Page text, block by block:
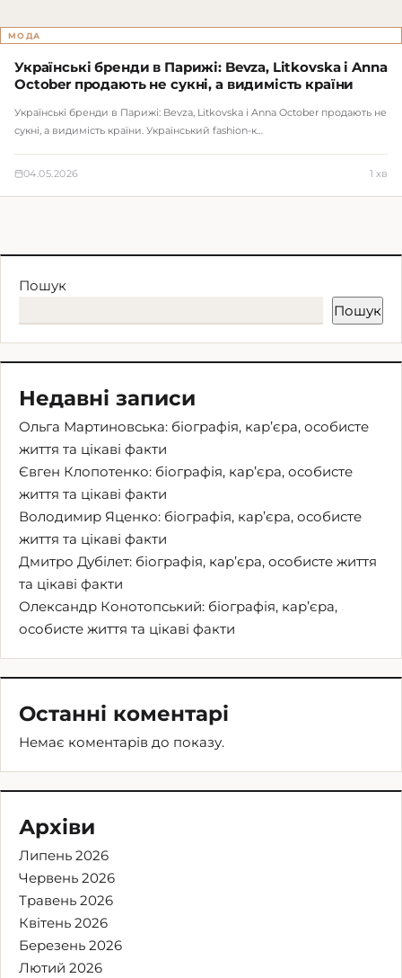
МОДА
Українські бренди в Парижі: Bevza, Litkovska і Anna
October продають не сукні, а видимість країни
Українські бренди в Парижі: Bevza, Litkovska і Anna October продають не
сукні, а видимість країни. Український fashion-к…
04.05.2026 1 хв
Пошук
Пошук
Недавні записи
Ольга Мартиновська: біографія, кар’єра, особисте
життя та цікаві факти
Євген Клопотенко: біографія, кар’єра, особисте
життя та цікаві факти
Володимир Яценко: біографія, кар’єра, особисте
життя та цікаві факти
Дмитро Дубілет: біографія, кар’єра, особисте життя
та цікаві факти
Олександр Конотопський: біографія, кар’єра,
особисте життя та цікаві факти
Останні коментарі
Немає коментарів до показу.
Архіви
Липень 2026
Червень 2026
Травень 2026
Квітень 2026
Березень 2026
Лютий 2026